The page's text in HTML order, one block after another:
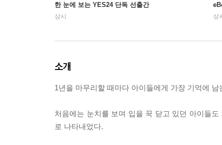
한 눈에 보는 YES24 단독 선출간
상시 상
소개
1년을 마무리할 때마다 아이들에게 가장 기억에
처음에는 눈치를 보며 입을 꾹 닫고 있던 아이들
로 나타내었다.